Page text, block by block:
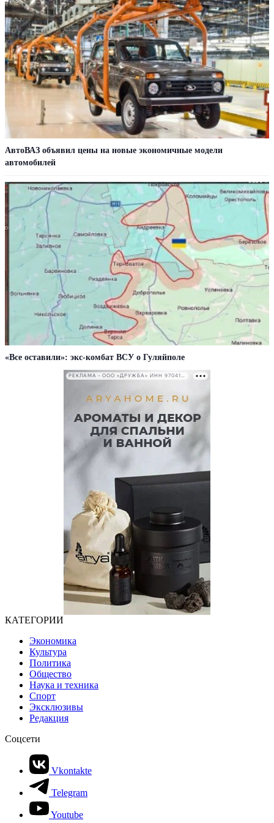
АвтоВАЗ объявил цены на новые экономичные модели
автомобилей
«Все оставили»: экс-комбат ВСУ о Гуляйполе
РЕКЛАМА • ООО «ДРУЖБА» ИНН 9704146411
КАТЕГОРИИ
Экономика
Культура
Политика
Общество
Наука и техника
Спорт
Эксклюзивы
Редакция
Соцсети
Vkontakte
Telegram
Youtube